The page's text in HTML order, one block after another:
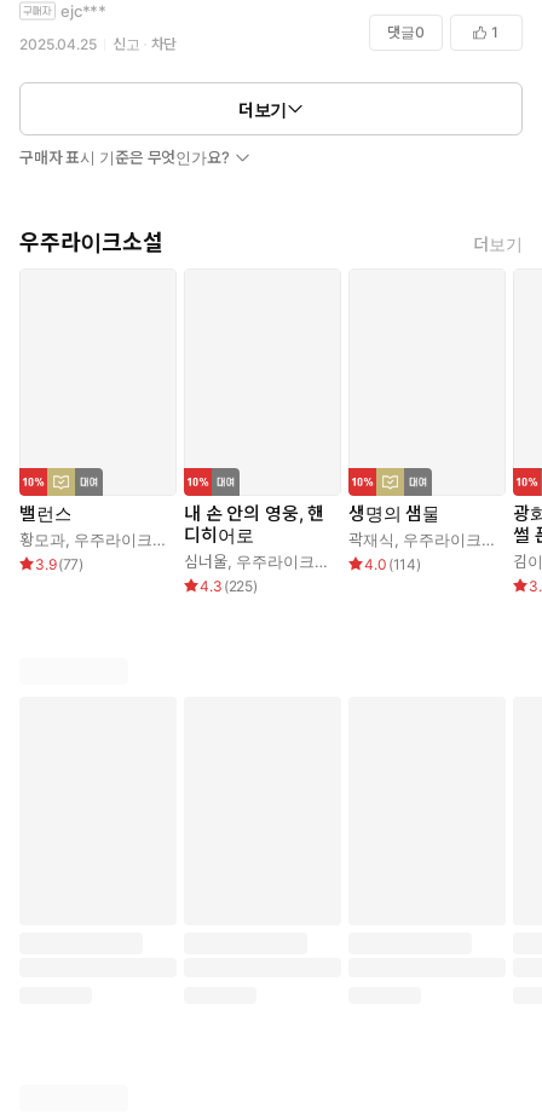
ejc***
2025.04.25 신고 차단
댓글0 1
더보기
구매자 표시 기준은 무엇인가요?
우주라이크소설 더보기
밸런스
황모과, 우주라이크소설
3.9(77)
내 손 안의 영웅, 핸
디히어로
심너울, 우주라이크소설
4.3 (225)
생명의 샘물
곽재식, 우주라이크소설
4.0 (114)
광
썰
김